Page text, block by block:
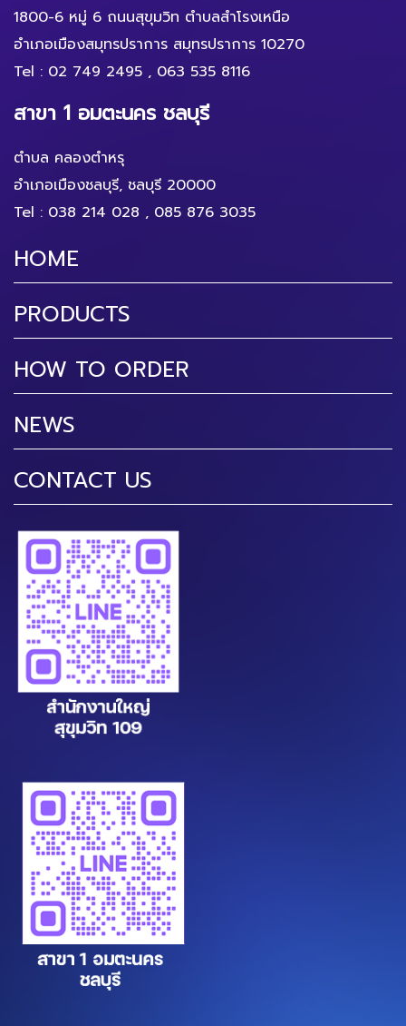
1800-6 หมู่ 6 ถนนสุขุมวิท ตำบลสำโรงเหนือ
อำเภอเมืองสมุทรปราการ สมุทรปราการ 10270
Tel : 02 749 2495 , 063 535 8116
สาขา 1 อมตะนคร ชลบุรี
ตำบล คลองตำหรุ
อำเภอเมืองชลบุรี, ชลบุรี 20000
Tel : 038 214 028 , 085 876 3035
HOME
PRODUCTS
HOW TO ORDER
NEWS
CONTACT US